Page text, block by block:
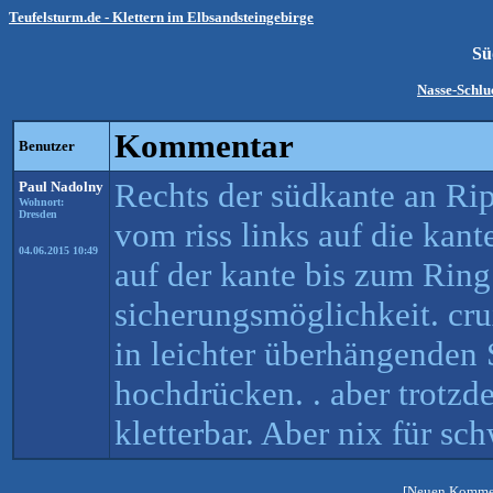
Teufelsturm.de - Klettern im Elbsandsteingebirge
Nasse-
Benutzer Kommentar
Paul Nadolny
Wohnort:
Dresden
04.06.2015 10:49
Rechts der südkante an
vom riss links auf die
auf der kante bis zum
sicherungsmöglichkeit.
in leichter
hochdrücken. . aber
kletterbar. Aber nix für